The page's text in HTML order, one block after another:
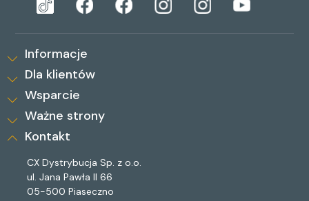
Informacje
Dla klientów
Wsparcie
Ważne strony
Kontakt
CX Dystrybucja Sp. z o.o.
ul. Jana Pawła II 66
05-500 Piaseczno